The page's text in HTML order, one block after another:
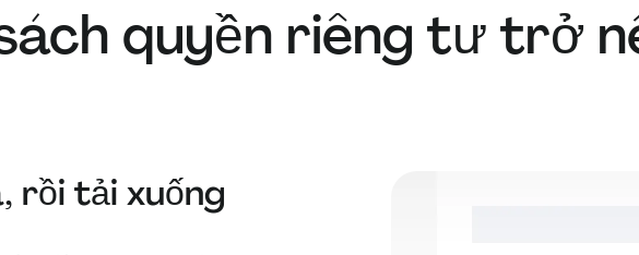
quyền riêng tư trở
rồi tải xuống